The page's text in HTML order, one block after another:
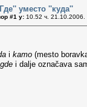
уместо ''куда''
#1 у: 10.52 ч. 21.10.2006.
i kamo (mesto
gde i dalje označava